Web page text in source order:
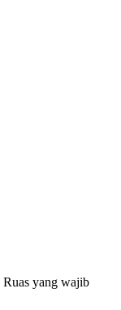
Ruas yang wajib